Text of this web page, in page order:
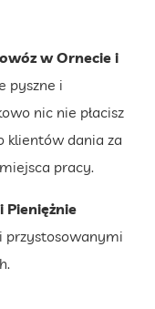
w Ornecie i
pyszne i
nic nie płacisz
klientów dania za
pracy.
Pieniężnie
przystosowanymi